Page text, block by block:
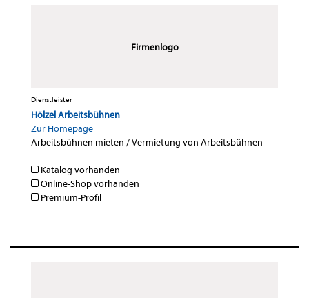
Firmenlogo
Dienstleister
Hölzel Arbeitsbühnen
Zur Homepage
Arbeitsbühnen mieten / Vermietung von Arbeitsbühnen ·
Katalog vorhanden
Online-Shop vorhanden
Premium-Profil